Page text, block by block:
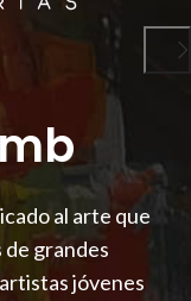
al arte que
grandes
jóvenes